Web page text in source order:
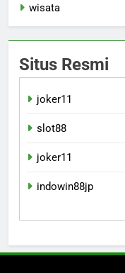
wisata
Situs Resmi
joker11
slot88
joker11
indowin88jp